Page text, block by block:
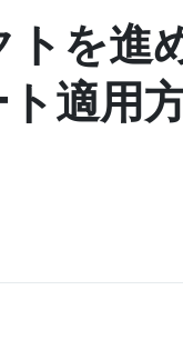
を進
適用